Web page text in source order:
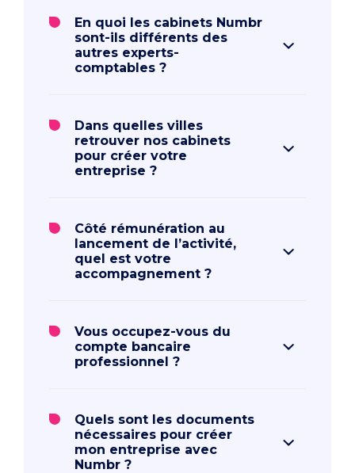
En quoi les cabinets Numbr
sont-ils différents des
autres experts-
comptables ?
Dans quelles villes
retrouver nos cabinets
pour créer votre
entreprise ?
Côté rémunération au
lancement de l’activité,
quel est votre
accompagnement ?
Vous occupez-vous du
compte bancaire
professionnel ?
Quels sont les documents
nécessaires pour créer
mon entreprise avec
Numbr ?